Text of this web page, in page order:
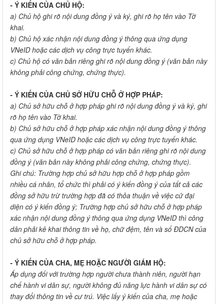
- Ý KIẾN CỦA CHỦ HỘ:
a) Chủ hộ ghi rõ nội dung đồng ý và ký, ghi rõ họ tên vào Tờ
khai.
b) Chủ hộ xác nhận nội dung đồng ý thông qua ứng dụng
VNeID hoặc các dịch vụ công trực tuyến khác.
c) Chủ hộ có văn bản riêng ghi rõ nội dung đồng ý (văn bản này
không phải công chứng, chứng thực).
- Ý KIẾN CỦA CHỦ SỞ HỮU CHỖ Ở HỢP PHÁP:
a) Chủ sở hữu chỗ ở hợp pháp ghi rõ nội dung đồng ý và ký, ghi
rõ họ tên vào Tờ khai.
b) Chủ sở hữu chỗ ở hợp pháp xác nhận nội dung đồng ý thông
qua ứng dụng VNeID hoặc các dịch vụ công trực tuyến khác.
c) Chủ sở hữu chỗ ở hợp pháp có văn bản riêng ghi rõ nội dung
đồng ý (văn bản này không phải công chứng, chứng thực).
Ghi chú: Trường hợp chủ sở hữu hợp chỗ ở hợp pháp gồm
nhiều cá nhân, tổ chức thì phải có ý kiến đồng ý của tất cả các
đồng sở hữu trừ trường hợp đã có thỏa thuận về việc cử đại
diện có ý kiến đồng ý; Trường hợp chủ sở hữu chỗ ở hợp pháp
xác nhận nội dung đồng ý thông qua ứng dụng VNeID thì công
dân phải kê khai thông tin về họ, chữ đệm, tên và số ĐDCN của
chủ sở hữu chỗ ở hợp pháp.
- Ý KIẾN CỦA CHA, MẸ HOẶC NGƯỜI GIÁM HỘ:
Áp dụng đối với trường hợp người chưa thành niên, người hạn
chế hành vi dân sự, người không đủ năng lực hành vi dân sự có
thay đổi thông tin về cư trú. Việc lấy ý kiến của cha, mẹ hoặc